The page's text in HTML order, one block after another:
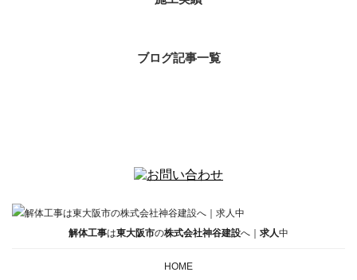
ブログ記事一覧
解体工事は東大阪市の株式会社神谷建設へ｜ 求人中
HOME